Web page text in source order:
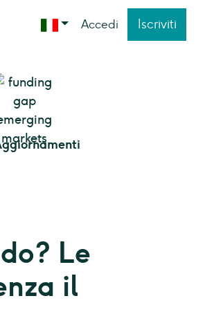
Accedi Iscriviti
Le
il